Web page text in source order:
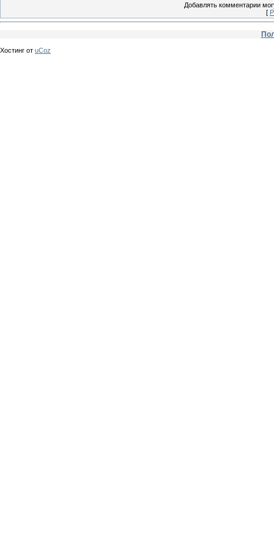
Добавлять комментарии
[
Хостинг от uCoz